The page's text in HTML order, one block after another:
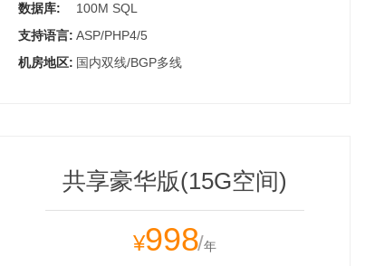
数据库:
100M SQL
支持语言: ASP/PHP4/5
机房地区: 国内双线/BGP多线
共享豪华版(15G空间)
¥998/年